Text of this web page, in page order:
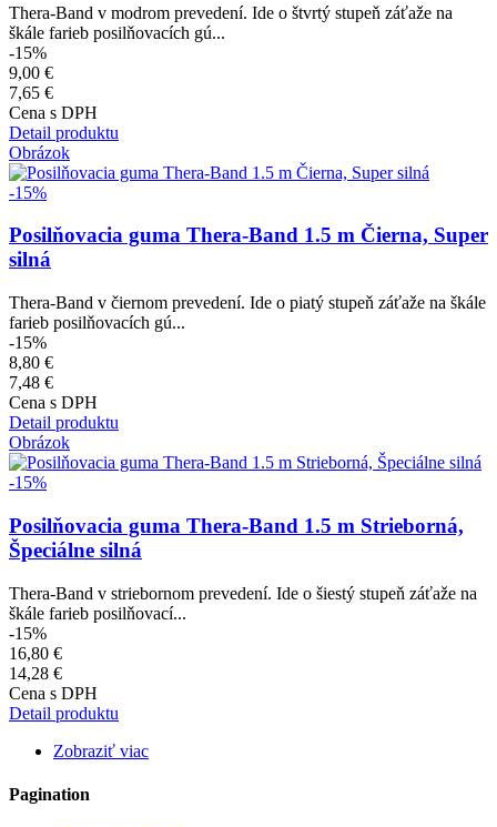
Thera-Band v modrom prevedení. Ide o štvrtý stupeň záťaže na
škále farieb posilňovacích gú...
-15%
9,00 €
7,65 €
Cena s DPH
Detail produktu
Obrázok
-15%
Posilňovacia guma Thera-Band 1.5 m Čierna, Super
silná
Thera-Band v čiernom prevedení. Ide o piatý stupeň záťaže na škále
farieb posilňovacích gú...
-15%
8,80 €
7,48 €
Cena s DPH
Detail produktu
Obrázok
-15%
Posilňovacia guma Thera-Band 1.5 m Strieborná,
Špeciálne silná
Thera-Band v striebornom prevedení. Ide o šiestý stupeň záťaže na
škále farieb posilňovací...
-15%
16,80 €
14,28 €
Cena s DPH
Detail produktu
Zobraziť viac
Pagination